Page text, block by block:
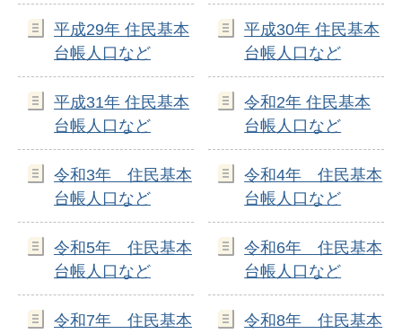
平成29年 住民基本
台帳人口など
平成30年 住民基本
台帳人口など
平成31年 住民基本
台帳人口など
令和2年 住民基本
台帳人口など
令和3年 住民基本
台帳人口など
令和4年 住民基本
台帳人口など
令和5年 住民基本
台帳人口など
令和6年 住民基本
台帳人口など
令和7年 住民基本
令和8年 住民基本